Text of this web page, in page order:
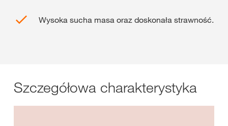
Wysoka sucha masa oraz doskonała strawność.
Szczegółowa charakterystyka